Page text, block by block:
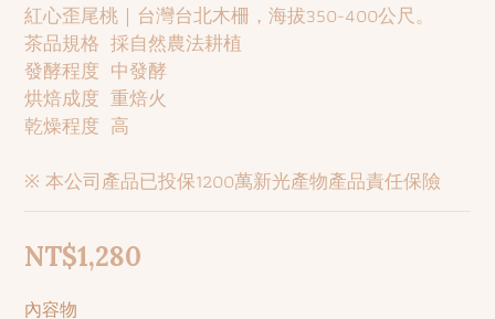
紅心歪尾桃｜台灣台北木柵，海拔350-400公尺。
茶品規格  採自然農法耕植
發酵程度  中發酵
烘焙成度  重焙火
乾燥程度  高
※ 本公司產品已投保1200萬新光產物產品責任保險
NT$1,280
內容物